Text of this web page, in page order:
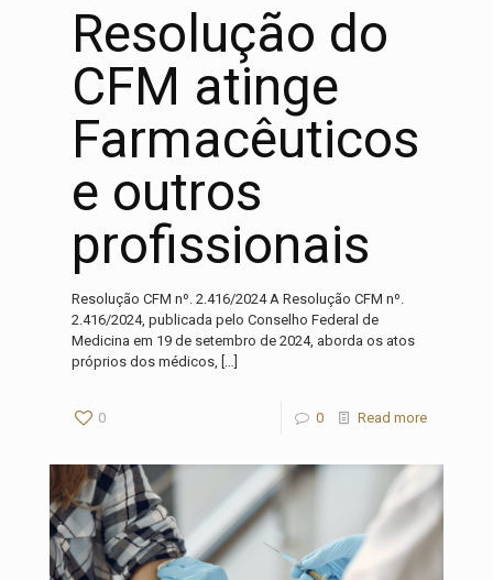
Resolução do
CFM atinge
Farmacêuticos
e outros
profissionais
Resolução CFM nº. 2.416/2024 A Resolução CFM nº.
2.416/2024, publicada pelo Conselho Federal de
Medicina em 19 de setembro de 2024, aborda os atos
próprios dos médicos, […]
0 0 Read more